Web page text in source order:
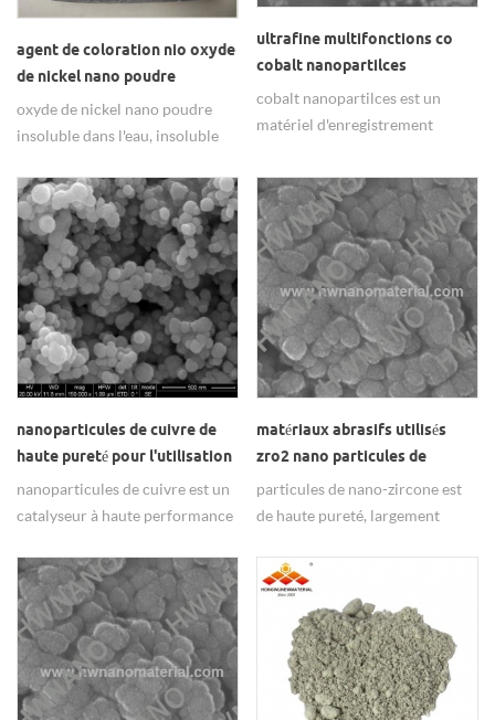
agent de coloration nio oxyde
de nickel nano poudre
oxyde de nickel nano poudre
insoluble dans l'eau, insoluble
l'acide, principalement utilisé
dans le colorant.
ultrafine multifonctions co
cobalt nanopartilces
cobalt nanopartilces est un
matériel d'enregistrement
multi-fonction.
nanoparticules de cuivre de
haute pureté pour l'utilisation
de boue d'électrocondution
nanoparticules de cuivre est un
catalyseur à haute performance
de boues d'électrocondution.
u0026 lt;! - [if!
supportlinebreaknewline] -
u0026 gt; u0026 lt;! - [endif] -
u0026 gt;
matériaux abrasifs utilisés
zro2 nano particules de
zircone
particules de nano-zircone est
de haute pureté, largement
abrasifs.